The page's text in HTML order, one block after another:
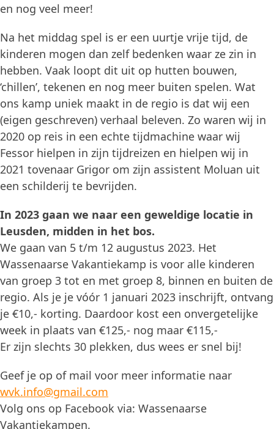
en nog veel meer!
Na het middag spel is er een uurtje vrije tijd, de
kinderen mogen dan zelf bedenken waar ze zin in
hebben. Vaak loopt dit uit op hutten bouwen,
‘chillen’, tekenen en nog meer buiten spelen. Wat
ons kamp uniek maakt in de regio is dat wij een
(eigen geschreven) verhaal beleven. Zo waren wij in
2020 op reis in een echte tijdmachine waar wij
Fessor hielpen in zijn tijdreizen en hielpen wij in
2021 tovenaar Grigor om zijn assistent Moluan uit
een schilderij te bevrijden.
In 2023 gaan we naar een geweldige locatie in
Leusden, midden in het bos.
We gaan van 5 t/m 12 augustus 2023. Het
Wassenaarse Vakantiekamp is voor alle kinderen
van groep 3 tot en met groep 8, binnen en buiten de
regio. Als je je vóór 1 januari 2023 inschrijft, ontvang
je €10,- korting. Daardoor kost een onvergetelijke
week in plaats van €125,- nog maar €115,-
Er zijn slechts 30 plekken, dus wees er snel bij!
Geef je op of mail voor meer informatie naar
wvk.info@gmail.com
Volg ons op Facebook via: Wassenaarse
Vakantiekampen.